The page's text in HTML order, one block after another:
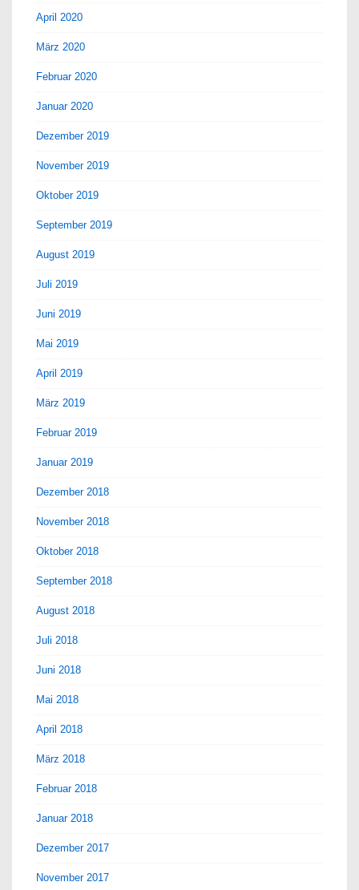
April 2020
März 2020
Februar 2020
Januar 2020
Dezember 2019
November 2019
Oktober 2019
September 2019
August 2019
Juli 2019
Juni 2019
Mai 2019
April 2019
März 2019
Februar 2019
Januar 2019
Dezember 2018
November 2018
Oktober 2018
September 2018
August 2018
Juli 2018
Juni 2018
Mai 2018
April 2018
März 2018
Februar 2018
Januar 2018
Dezember 2017
November 2017